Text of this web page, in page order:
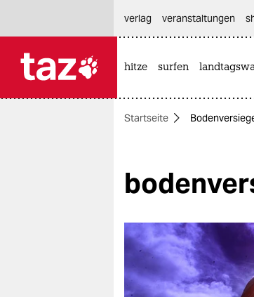
themen
öko
gesellschaft
kultur
sport
verlag
veranstaltungen
hitze surfen
Startseite